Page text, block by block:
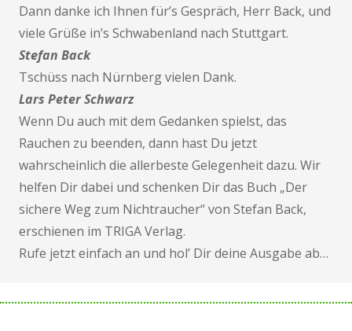
Dann danke ich Ihnen für’s Gespräch, Herr Back, und
viele Grüße in’s Schwabenland nach Stuttgart.
Stefan Back
Tschüss nach Nürnberg vielen Dank.
Lars Peter Schwarz
Wenn Du auch mit dem Gedanken spielst, das
Rauchen zu beenden, dann hast Du jetzt
wahrscheinlich die allerbeste Gelegenheit dazu. Wir
helfen Dir dabei und schenken Dir das Buch „Der
sichere Weg zum Nichtraucher“ von Stefan Back,
erschienen im TRIGA Verlag.
Rufe jetzt einfach an und hol’ Dir deine Ausgabe ab…